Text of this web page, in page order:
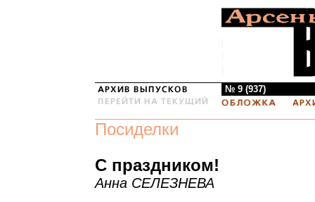
№ 9 (937)
Посиделки
С праздником!
Анна СЕЛЕЗНЕВА